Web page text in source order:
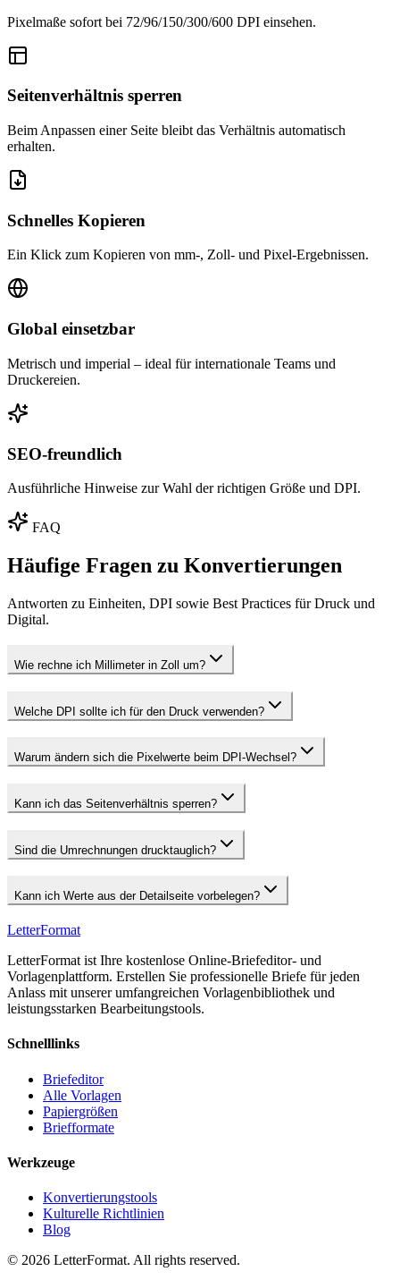
Pixelmaße sofort bei 72/96/150/300/600 DPI einsehen.
Seitenverhältnis sperren
Beim Anpassen einer Seite bleibt das Verhältnis automatisch
erhalten.
Schnelles Kopieren
Ein Klick zum Kopieren von mm‑, Zoll‑ und Pixel‑Ergebnissen.
Global einsetzbar
Metrisch und imperial – ideal für internationale Teams und
Druckereien.
SEO‑freundlich
Ausführliche Hinweise zur Wahl der richtigen Größe und DPI.
FAQ
Häufige Fragen zu Konvertierungen
Antworten zu Einheiten, DPI sowie Best Practices für Druck und
Digital.
Wie rechne ich Millimeter in Zoll um?
Welche DPI sollte ich für den Druck verwenden?
Warum ändern sich die Pixelwerte beim DPI‑Wechsel?
Kann ich das Seitenverhältnis sperren?
Sind die Umrechnungen drucktauglich?
Kann ich Werte aus der Detailseite vorbelegen?
LetterFormat
LetterFormat ist Ihre kostenlose Online-Briefeditor- und
Vorlagenplattform. Erstellen Sie professionelle Briefe für jeden
Anlass mit unserer umfangreichen Vorlagenbibliothek und
leistungsstarken Bearbeitungstools.
Schnelllinks
Briefeditor
Alle Vorlagen
Papiergrößen
Briefformate
Werkzeuge
Konvertierungstools
Kulturelle Richtlinien
Blog
© 2026 LetterFormat. All rights reserved.